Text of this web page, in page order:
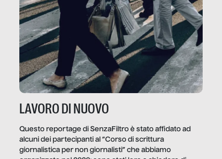
LAVORO DI NUOVO
Questo reportage di SenzaFiltro è stato affidato ad
alcuni dei partecipanti al “Corso di scrittura
giornalistica per non giornalisti” che abbiamo